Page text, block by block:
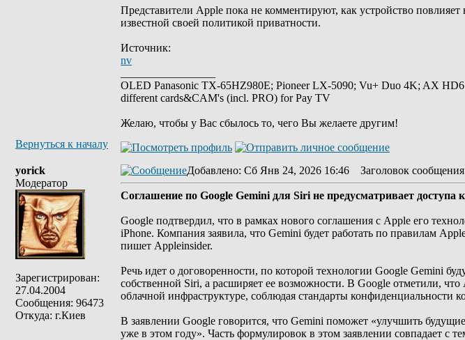
Представители Apple пока не комментируют, как устройство
известной своей политикой приватности.
Источник:
nv
OLED Panasonic TX-65HZ980E; Pioneer LX-5090; Vu+ Duo 4K; AX
different cards&CAM's (incl. PRO) for Pay TV
Желаю, чтобы у Вас сбылось то, чего Вы желаете другим!
Вернуться к началу
yorick
Модератор
Зарегистрирован:
27.04.2004
Сообщения: 96473
Откуда: г.Киев
Добавлено: Сб Янв 24, 2026 16:46 Заголовок сообщения
Соглашение по Google Gemini для Siri не предусматривает доступа
Google подтвердил, что в рамках нового соглашения с Apple его
iPhone. Компания заявила, что Gemini будет работать по правилам
пишет Appleinsider.
Речь идет о договоренности, по которой технологии Google Gemini
собственной Siri, а расширяет ее возможности. В Google отметили,
облачной инфраструктуре, соблюдая стандарты конфиденциальности
В заявлении Google говорится, что Gemini поможет «улучшить
уже в этом году». Часть формулировок в этом заявлении совпадает с